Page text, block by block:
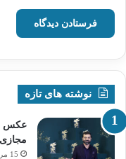
نوشته های تازه
عکس
15 مرداد 1405